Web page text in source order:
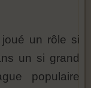
joué un rôle si
un si grand
populaire